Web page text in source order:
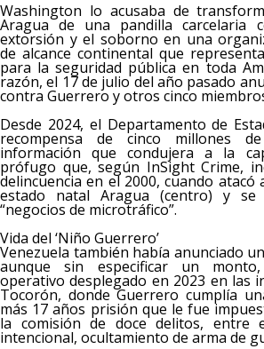
Washington lo acusaba de
Aragua de una pandilla carcelaria
extorsión y el soborno en una
de alcance continental que
para la seguridad pública en toda
razón, el 17 de julio del año pasado
contra Guerrero y otros cinco
Desde 2024, el Departamento de
recompensa de cinco millones
información que condujera a la
prófugo que, según InSight Crime,
delincuencia en el 2000, cuando atacó
estado natal Aragua (centro) y se
“negocios de microtráfico”.
Vida del ‘Niño Guerrero’
Venezuela también había anunciado
aunque sin especificar un
operativo desplegado en 2023 en las
Tocorón, donde Guerrero cumplía
más 17 años prisión que le fue
la comisión de doce delitos, entre
intencional, ocultamiento de arma de